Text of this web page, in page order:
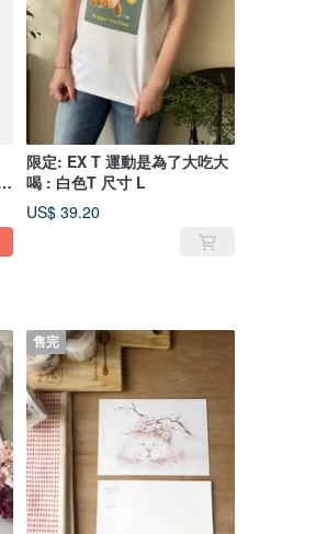
限定: EX T 運動是為了大吃大
喝 : 白色T 尺寸 L
US$ 39.20
售完